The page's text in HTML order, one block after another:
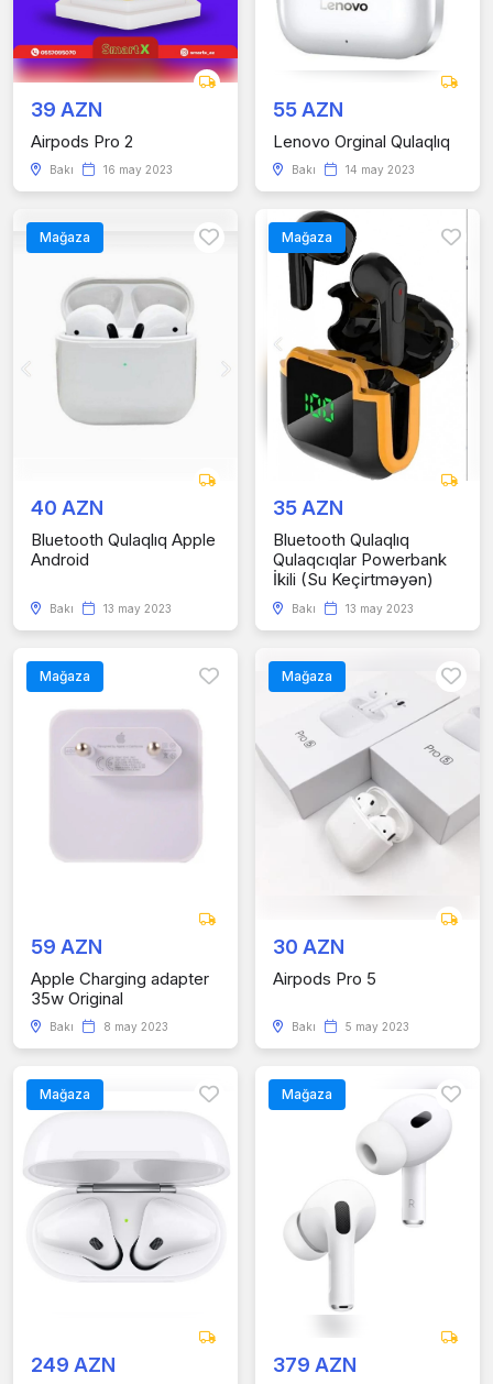
39 AZN
Airpods Pro 2
Bakı 16 may 2023
55 AZN
Lenovo Orginal Qulaqlıq
Bakı 14 may 2023
Mağaza
40 AZN
Bluetooth Qulaqlıq Apple
Android
Bakı 13 may 2023
Mağaza
35 AZN
Bluetooth Qulaqlıq
Qulaqcıqlar Powerbank
İkili (Su Keçirtməyən)
Bakı 13 may 2023
Mağaza
59 AZN
Apple Charging adapter
35w Original
Bakı 8 may 2023
Mağaza
30 AZN
Airpods Pro 5
Bakı 5 may 2023
Mağaza
249 AZN
Mağaza
379 AZN